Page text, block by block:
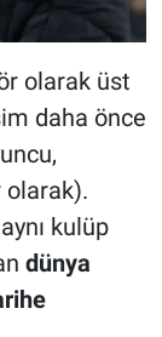
olarak üst
daha önce
olarak).
kulüp
dünya